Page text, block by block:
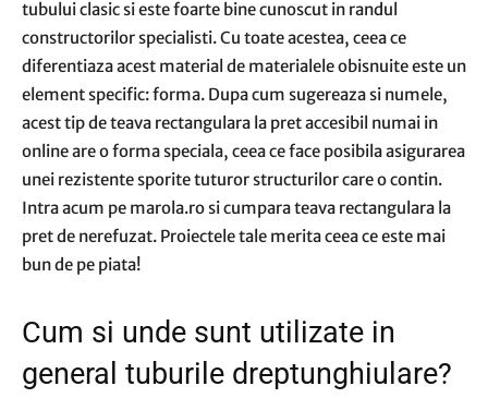
tubului clasic si este foarte bine cunoscut in randul
constructorilor specialisti. Cu toate acestea, ceea ce
diferentiaza acest material de materialele obisnuite este un
element specific: forma. Dupa cum sugereaza si numele,
acest tip de teava rectangulara la pret accesibil numai in
online are o forma speciala, ceea ce face posibila asigurarea
unei rezistente sporite tuturor structurilor care o contin.
Intra acum pe marola.ro si cumpara teava rectangulara la
pret de nerefuzat. Proiectele tale merita ceea ce este mai
bun de pe piata!
Cum si unde sunt utilizate in
general tuburile dreptunghiulare?